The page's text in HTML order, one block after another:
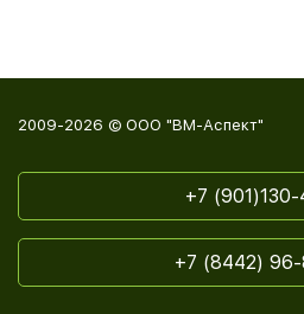
2009-2026 © ООО "ВМ-Аспект"
+7 (901)130-
+7 (8442)